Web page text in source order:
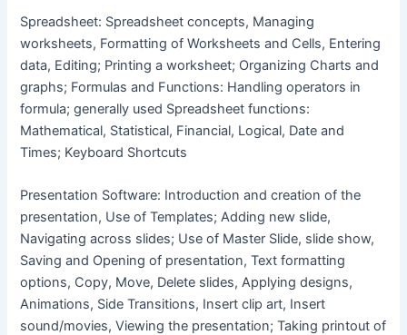
Spreadsheet: Spreadsheet concepts, Managing
worksheets, Formatting of Worksheets and Cells, Entering
data, Editing; Printing a worksheet; Organizing Charts and
graphs; Formulas and Functions: Handling operators in
formula; generally used Spreadsheet functions:
Mathematical, Statistical, Financial, Logical, Date and
Times; Keyboard Shortcuts
Presentation Software: Introduction and creation of the
presentation, Use of Templates; Adding new slide,
Navigating across slides; Use of Master Slide, slide show,
Saving and Opening of presentation, Text formatting
options, Copy, Move, Delete slides, Applying designs,
Animations, Side Transitions, Insert clip art, Insert
sound/movies, Viewing the presentation; Taking printout of